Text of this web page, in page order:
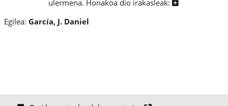
ulermena. Honakoa dio irakasleak:
Egilea: García, J. Daniel